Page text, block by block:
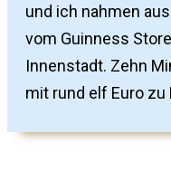
und ich nahmen
vom Guinness
Innenstadt. Zehn
mit rund elf Euro zu